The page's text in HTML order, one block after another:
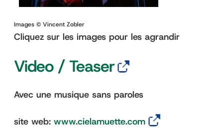
Images © Vincent Zobler
Cliquez sur les images pour les agrandir
Video / Teaser
Avec une musique sans paroles
site web: www.cielamuette.com